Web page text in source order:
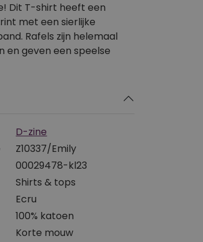
Dit T-shirt heeft een
met een sierlijke
Rafels zijn helemaal
en geven een speelse
D-zine
Z10337/Emily
00029478-kl23
Shirts & tops
Ecru
100% katoen
Korte mouw